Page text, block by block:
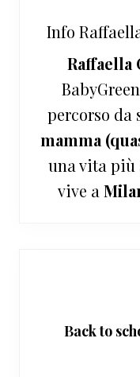
Info
Raffaella
percorso da
mamma
una vita più
vive a
Back to